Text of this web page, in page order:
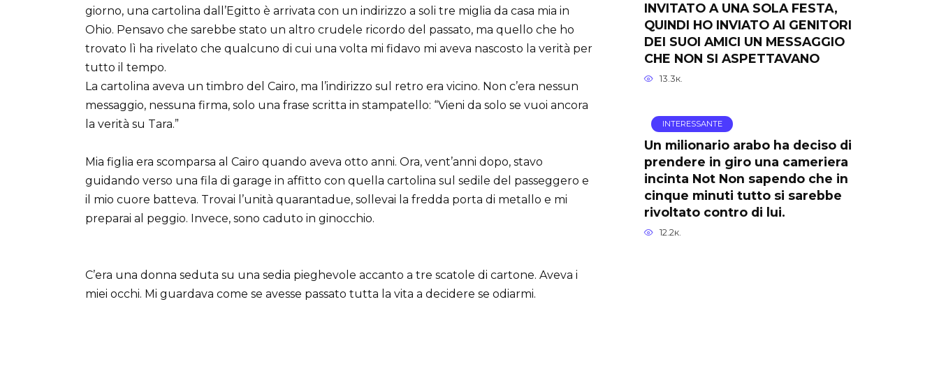
giorno, una cartolina dall’Egitto è arrivata con un indirizzo a soli tre miglia da casa mia in
Ohio. Pensavo che sarebbe stato un altro crudele ricordo del passato, ma quello che ho
trovato lì ha rivelato che qualcuno di cui una volta mi fidavo mi aveva nascosto la verità per
tutto il tempo.
La cartolina aveva un timbro del Cairo, ma l’indirizzo sul retro era vicino. Non c’era nessun
messaggio, nessuna firma, solo una frase scritta in stampatello: “Vieni da solo se vuoi ancora
la verità su Tara.”
Mia figlia era scomparsa al Cairo quando aveva otto anni. Ora, vent’anni dopo, stavo
guidando verso una fila di garage in affitto con quella cartolina sul sedile del passeggero e
il mio cuore batteva. Trovai l’unità quarantadue, sollevai la fredda porta di metallo e mi
preparai al peggio. Invece, sono caduto in ginocchio.
C’era una donna seduta su una sedia pieghevole accanto a tre scatole di cartone. Aveva i
miei occhi. Mi guardava come se avesse passato tutta la vita a decidere se odiarmi.
INVITATO A UNA SOLA FESTA,
QUINDI HO INVIATO AI GENITORI
DEI SUOI AMICI UN MESSAGGIO
CHE NON SI ASPETTAVANO
13.3к.
INTERESSANTE
Un milionario arabo ha deciso di
prendere in giro una cameriera
incinta Not Non sapendo che in
cinque minuti tutto si sarebbe
rivoltato contro di lui.
12.2к.